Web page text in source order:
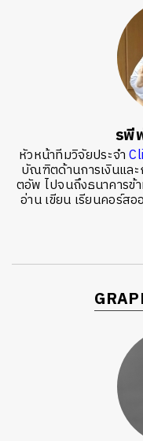
รพี
หัวหน้าทีมวิจัยประจำ
บัณฑิตด้านการเงินแล
ตอัพ ไปจนถึงธนาคารข้
อ่าน เขียน เรียนคอร์ส